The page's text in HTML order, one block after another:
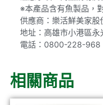
※本產品含有魚製品，
供應商：樂活鮮美家股
地址：高雄市小港區永
電話：0800-228-968
相關商品